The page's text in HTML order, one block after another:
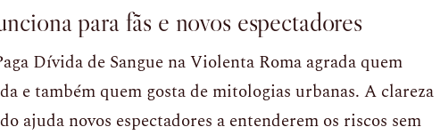
para fãs e novos espectadores
Dívida de Sangue na Violenta Roma agrada quem
e também quem gosta de mitologias urbanas. A clareza
ajuda novos espectadores a entenderem os riscos sem